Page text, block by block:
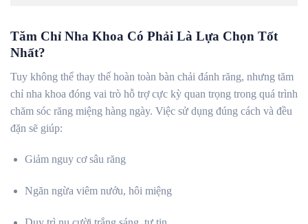
Tăm Chỉ Nha Khoa Có Phải Là Lựa Chọn Tốt
Nhất?
Tuy không thể thay thế hoàn toàn bàn chải đánh răng, nhưng tăm
chỉ nha khoa đóng vai trò hỗ trợ cực kỳ quan trọng trong quá trình
chăm sóc răng miệng hàng ngày. Việc sử dụng đúng cách và đều
đặn sẽ giúp:
Giảm nguy cơ sâu răng
Ngăn ngừa viêm nướu, hôi miệng